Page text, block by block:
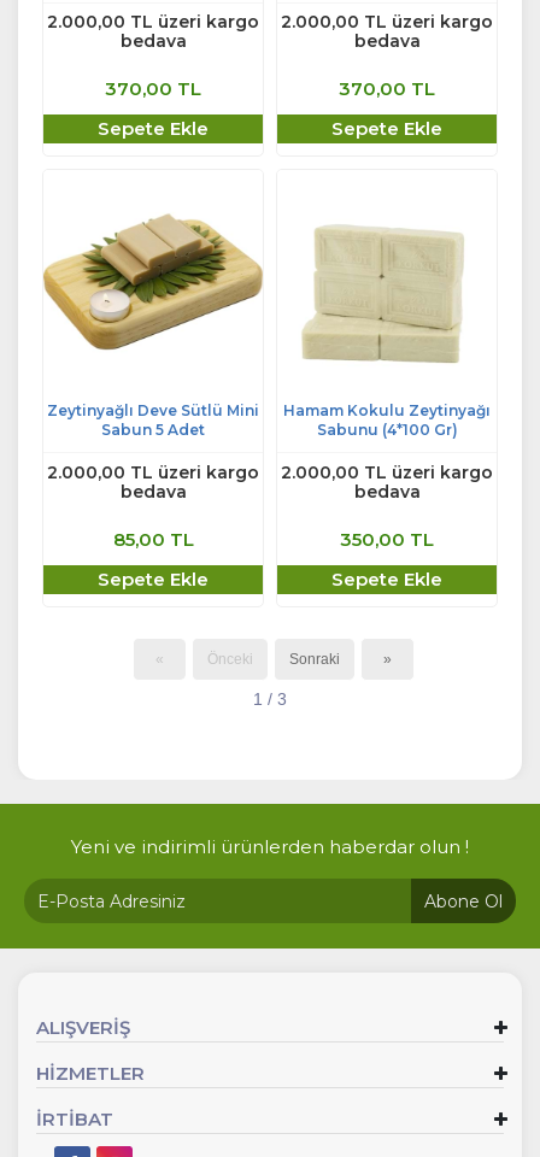
2.000,00 TL üzeri kargo
bedava
370,00 TL
Sepete Ekle
2.000,00 TL üzeri kargo
bedava
370,00 TL
Sepete Ekle
Zeytinyağlı Deve Sütlü Mini
Sabun 5 Adet
2.000,00 TL üzeri kargo
bedava
85,00 TL
Sepete Ekle
Hamam Kokulu Zeytinyağı
Sabunu (4*100 Gr)
2.000,00 TL üzeri kargo
bedava
350,00 TL
Sepete Ekle
« Önceki Sonraki »
1 / 3
Yeni ve indirimli ürünlerden haberdar olun !
Abone Ol
ALIŞVERİŞ
HİZMETLER
İRTİBAT